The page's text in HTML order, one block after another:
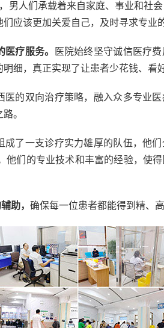
人们承载着来自家庭、事业和社会
应该更加关爱自己，及时寻求专业
疗服务。
医院始终坚守诚信医疗
细，真正实现了让患者少花钱、看
医的双向治疗策略，融入众多专业医
。
成了一支诊疗实力雄厚的队伍，他
们的专业技术和丰富的经验，使
助， 确保每一位患者都能得到精、